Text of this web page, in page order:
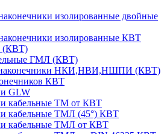
изолированные двойные
изолированные КВТ
(КВТ)
ГМЛ (КВТ)
наконечники НКИ,НВИ,НШПИ (КВТ)
КВТ
GLW
кабельные ТМ от КВТ
кабельные ТМЛ (45°) КВТ
кабельные ТМЛ от КВТ